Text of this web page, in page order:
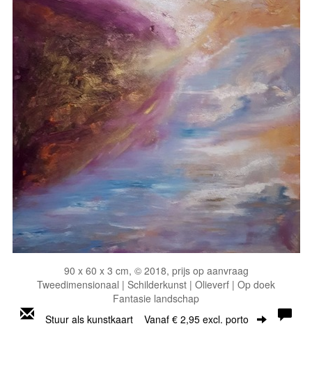
90 x 60 x 3 cm, © 2018, prijs op aanvraag
Tweedimensionaal | Schilderkunst | Olieverf | Op doek
Fantasie landschap
Stuur als kunstkaart Vanaf € 2,95 excl. porto